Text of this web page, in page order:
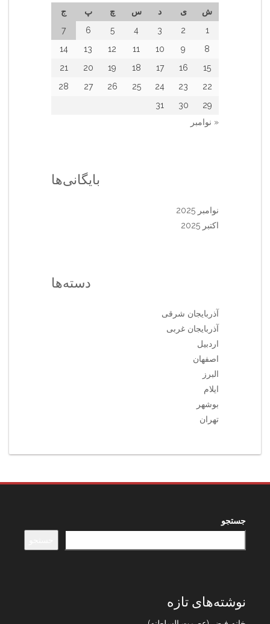
ش ی د س چ پ
ج
1
2
3
4
5
6
7
8
9
10
11
12
13
14
15
16
17
18
19
20
21
22
23
24
25
26
27
28
29
30
31
« نوامبر
بایگانی‌ها
نوامبر 2025
اکتبر 2025
دسته‌ها
آذربایجان شرقی
آذربایجان غربی
اردبیل
اصفهان
البرز
ایلام
بوشهر
تهران
جستجو
نوشته‌های تازه